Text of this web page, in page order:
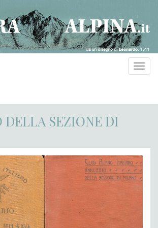
DELLA SEZIONE DI